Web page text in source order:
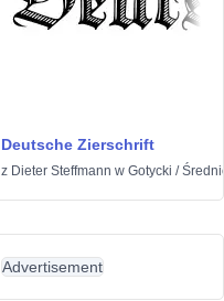
Deutsche Zierschrift
z Dieter Steffmann w Gotycki /
Advertisement